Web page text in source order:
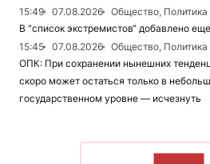
15:49
07.08.2026
Общество, Политика
В “список экстремистов“ добавлено
15:45
07.08.2026
Общество, Политика
ОПК: При сохранении нынешних
скоро может остаться только в
государственном уровне — исчезнуть